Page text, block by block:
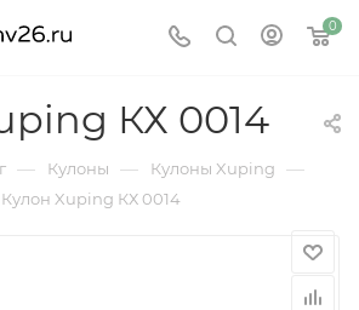
0
КХ 0014
— Кулоны — Кулоны Xuping —
Кулон Xuping КХ 0014